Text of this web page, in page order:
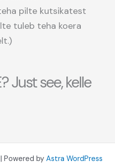
pilte kutsikatest
tuleb teha koera
Just see, kelle
Powered by Astra WordPress